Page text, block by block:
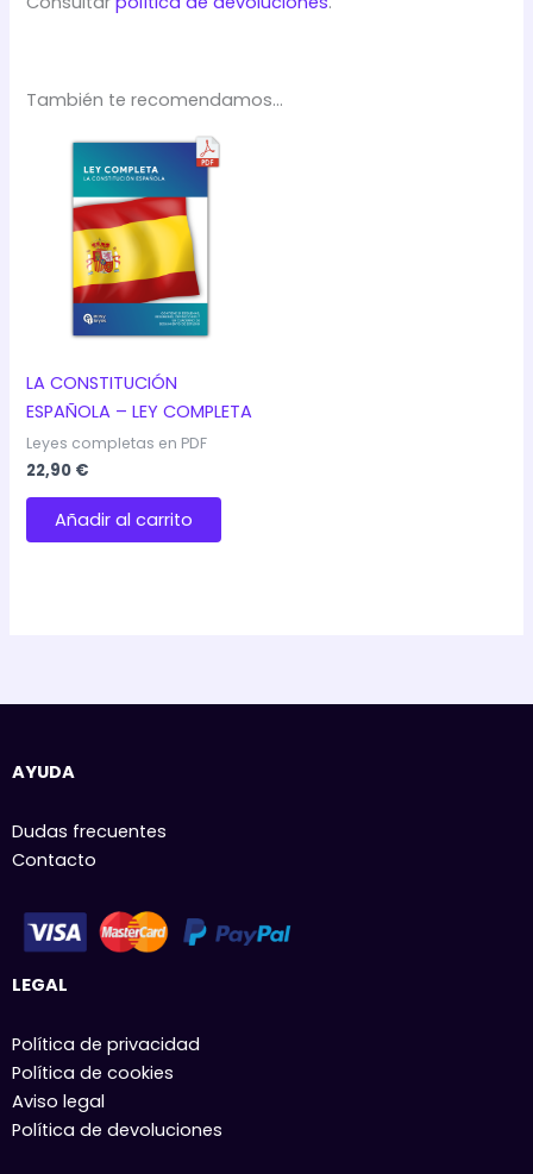
También te recomendamos…
LA CONSTITUCIÓN
ESPAÑOLA – LEY COMPLETA
Leyes completas en PDF
22,90 €
Añadir al carrito
AYUDA
Dudas frecuentes
Contacto
LEGAL
Política de privacidad
Política de cookies
Aviso legal
Política de devoluciones